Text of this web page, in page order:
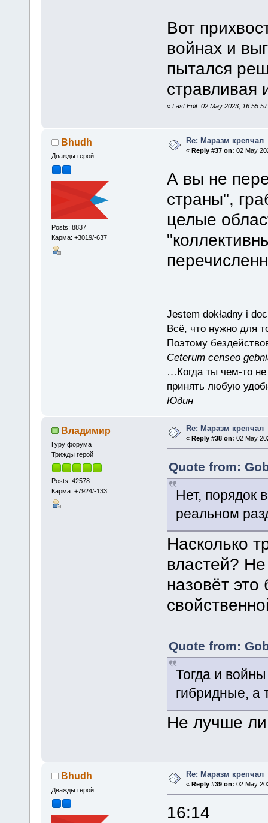
Вот
войнах и
пытался
стравливая
« Last Edit: 02 May 2023,
Bhudh
Дважды герой
Posts: 8837
Карма: +3019/-637
Re: Маразм крепчал
«Reply #37 on: 02 May
А вы не
страны",
целые
Jestem dokładny i
Всё, что нужно для
Поэтому
Ceterum censeo
…Когда ты чем-то не
принять любую
Юдин
Владимир
Гуру форума
Трижды герой
Posts: 42578
Карма: +7924/-133
Re: Маразм крепчал
« Reply #38 on: 02 May
Quote from:
Нет, порядок
реальном
Насколько
властей?
назовёт
Quote from:
Тогда и
гибридные,
Не лучше ли
Bhudh
Дважды герой
Re: Маразм крепчал
«Reply #39 on: 02 May
16:14